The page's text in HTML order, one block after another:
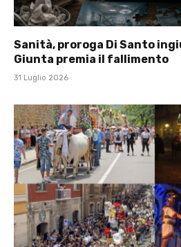
Sanità, proroga Di Santo
Giunta premia il fallimento
31 Luglio 2026